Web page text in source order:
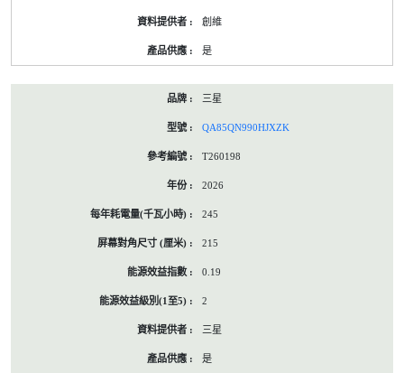
創維
是
三星
QA85QN990HJXZK
T260198
2026
245
215
0.19
2
三星
是